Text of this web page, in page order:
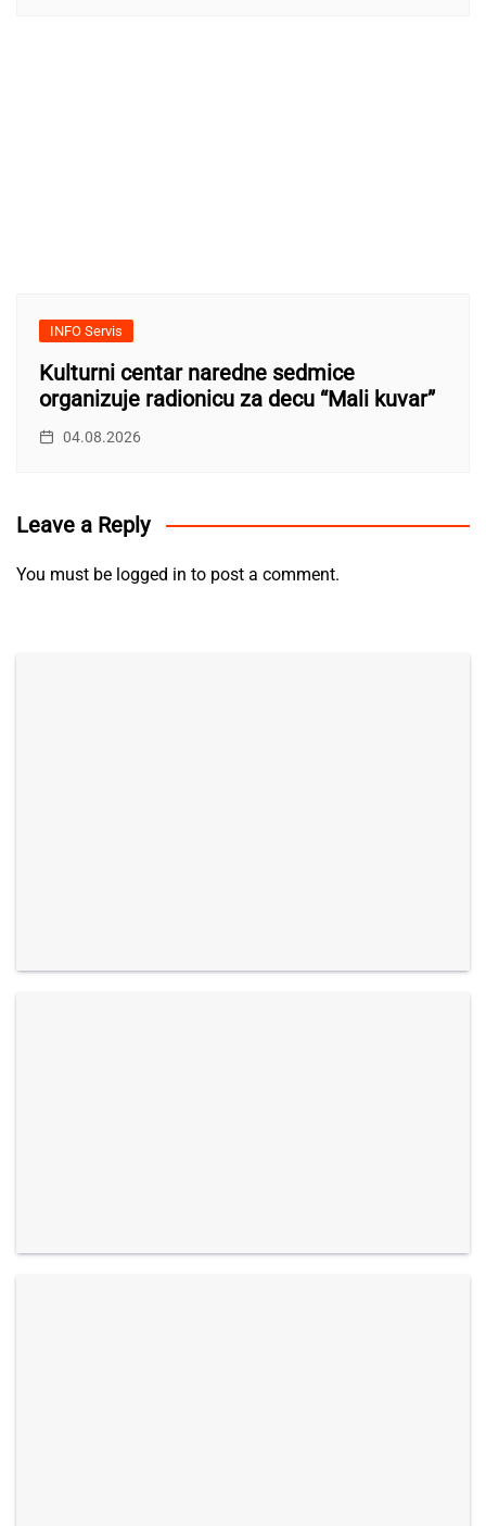
INFO Servis
Kulturni centar naredne sedmice
organizuje radionicu za decu “Mali kuvar”
04.08.2026
Leave a Reply
You must be logged in to post a comment.